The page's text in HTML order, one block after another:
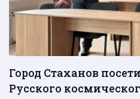
Город Стаханов
Русского